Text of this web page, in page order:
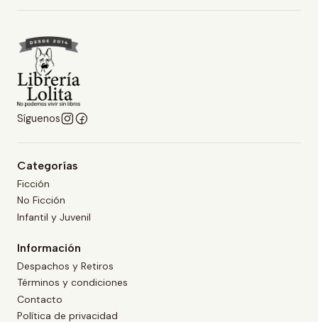
Síguenos
Categorías
Ficción
No Ficción
Infantil y Juvenil
Información
Despachos y Retiros
Términos y condiciones
Contacto
Política de privacidad